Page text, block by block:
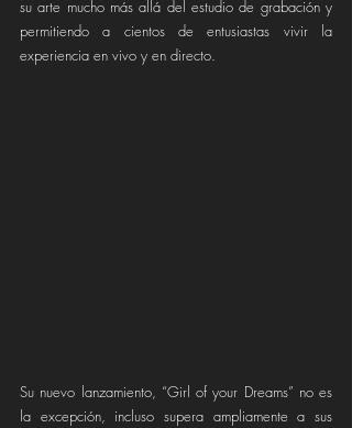
su arte mucho más allá del estudio de grabación y
permitiendo a cientos de entusiastas vivir la
experiencia en vivo y en directo.
Su nuevo lanzamiento, “Girl of your Dreams” no es
la excepción, incluso supera ampliamente a sus